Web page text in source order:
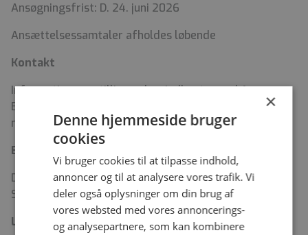
Ansøgningsfrist: D. 24. juni 2026
Ansættelsessamtaler afholdes løbende
Kontakt
Information om stillingen kan indhentes ved Ann
Birkekær Kjeldsen på tlf. (+299) 547516 eller på e-
mail: ABKJ@PEQQIK.GL
Bolig
Der anvises bolig efter de i Det Grønlandske
Sundhedsvæsen til enhver tid gældende regler.
Løn og ansættelse
×
Denne hjemmeside bruger
cookies
Vi bruger cookies til at tilpasse indhold,
annoncer og til at analysere vores trafik. Vi
deler også oplysninger om din brug af
vores websted med vores annoncerings-
og analysepartnere, som kan kombinere